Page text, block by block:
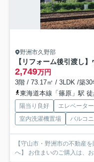
野洲市久野部
【リフォーム後引渡し
2,749万円
3階 / 73.17㎡ / 3LDK /築30
東海道本線「篠原」駅
陽当り良好 エレベーター
室内洗濯機置場
バルコ
【守山市・野洲市の不動産
へ】 お住まいのご購入は、